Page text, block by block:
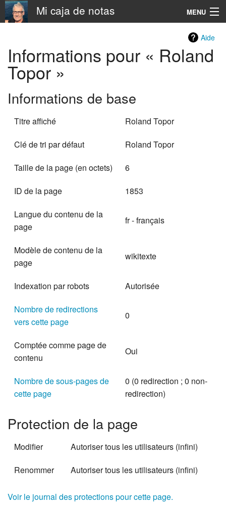
Mi caja de notas MENU
Rechercher
Aide
Informations pour « Roland
Topor »
Informations de base
Titre affiché
Roland Topor
Clé de tri par défaut
Roland Topor
Taille de la page (en octets)
6
ID de la page
1853
Langue du contenu de la
page
fr - français
Modèle de contenu de la
page
wikitexte
Indexation par robots
Autorisée
Nombre de redirections
vers cette page
0
Comptée comme page de
contenu
Oui
Nombre de sous-pages de
cette page
0 (0 redirection ; 0 non-
redirection)
Protection de la page
Modifier
Autoriser tous les utilisateurs (infini)
Renommer
Autoriser tous les utilisateurs (infini)
Voir le journal des protections pour cette page.